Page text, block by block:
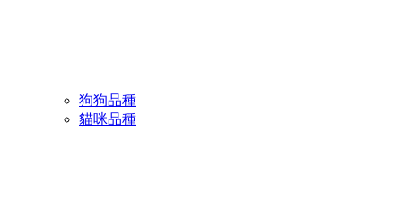
狗狗品種
貓咪品種